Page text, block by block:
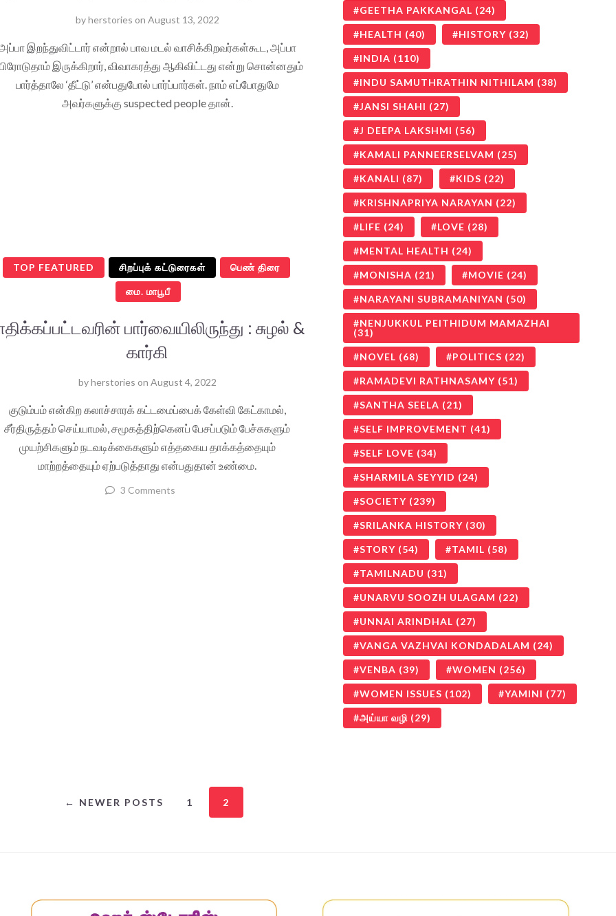
byherstories on August 13, 2022
இறந்துவிட்டார் என்றால் பாவ மடல் வாசிக்கிறவர்கள்கூட, அப்பா
இருக்கிறார், விவாகரத்து ஆகிவிட்டது என்று சொன்னதும்
பார்த்தாலே ‘தீட்டு’ என்பதுபோல் பார்ப்பார்கள். நாம் எப்போதுமே
அவர்களுக்கு suspected people தான்.
TOP FEATURED சிறப்புக் கட்டுரைகள் பெண் திரை
மை. மாபூபீ
பார்வையிலிருந்து : சுழல் &
கார்கி
byherstories on August 4, 2022
குடும்பம் என்கிற கலாச்சாரக் கட்டமைப்பைக் கேள்வி கேட்காமல்,
சீர்திருத்தம் செய்யாமல், சமூகத்திற்கெனப் பேசப்படும் பேச்சுகளும்
முயற்சிகளும் நடவடிக்கைகளும் எத்தகைய தாக்கத்தையும்
மாற்றத்தையும் ஏற்படுத்தாது என்பதுதான் உண்மை.
3 Comments
GEETHA PAKKANGAL (24)
HEALTH (40) HISTORY (32)
INDIA (110)
INDU SAMUTHRATHIN NITHILAM (38)
JANSI SHAHI (27)
J DEEPA LAKSHMI (56)
KAMALI PANNEERSELVAM (25)
KANALI (87) KIDS (22)
KRISHNAPRIYA NARAYAN (22)
LIFE (24) LOVE (28)
MENTAL HEALTH (24)
MONISHA (21) MOVIE (24)
NARAYANI SUBRAMANIYAN (50)
NENJUKKUL PEITHIDUM MAMAZHAI
(31)
NOVEL (68) POLITICS (22)
RAMADEVI RATHNASAMY (51)
SANTHA SEELA (21)
SELF IMPROVEMENT (41)
SELF LOVE (34)
SHARMILA SEYYID (24)
SOCIETY (239)
SRILANKA HISTORY (30)
STORY (54) TAMIL (58)
TAMILNADU (31)
UNARVU SOOZH ULAGAM (22)
UNNAI ARINDHAL (27)
VANGA VAZHVAI KONDADALAM (24)
VENBA (39) WOMEN (256)
WOMEN ISSUES (102) YAMINI (77)
அய்யா வழி (29)
← NEWER POSTS 1 2